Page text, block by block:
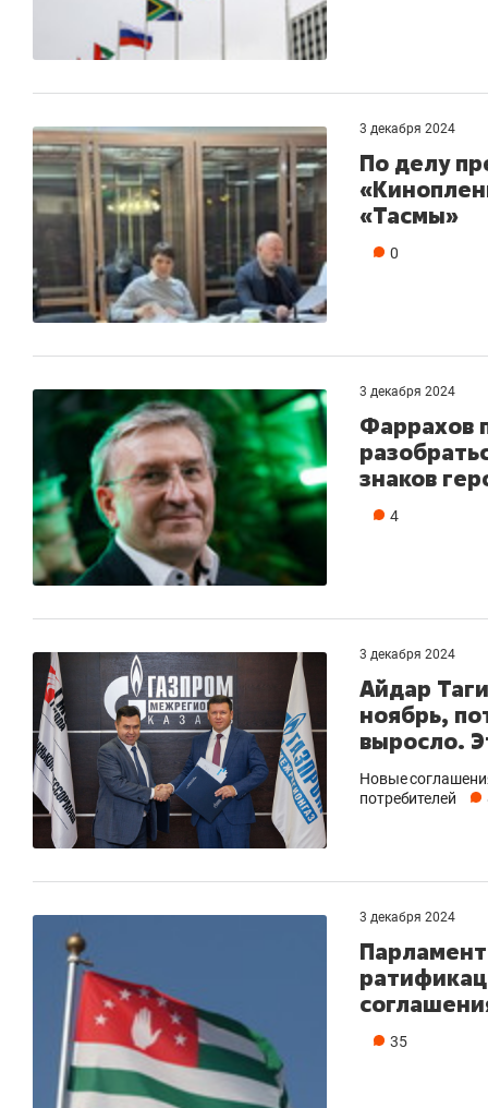
3 декабря 2024
По делу
«Тасмы»
0
3 декабря 2024
Фаррахов
знаков
4
3 декабря 2024
Айдар
ноябрь,
выросло.
Новые
потребителей
3 декабря 2024
35